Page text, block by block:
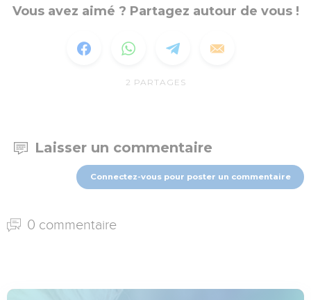
Vous avez aimé ? Partagez autour de vous !
2 PARTAGES
Laisser un commentaire
Connectez-vous pour poster un commentaire
0 commentaire